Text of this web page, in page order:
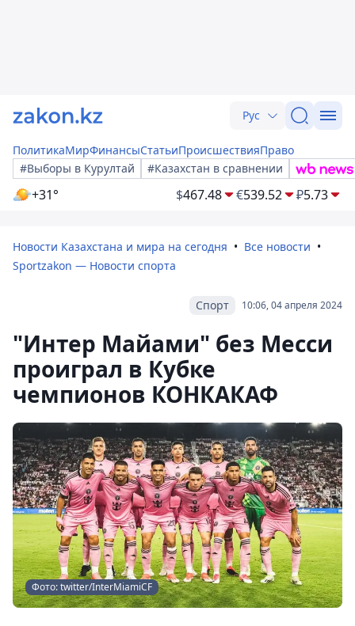
Рус
ПолитикаМирФинансыСтатьиПроисшествияПраво
#Выборы в Курултай
#Казахстан в сравнении
+31° $467.48 €539.52 ₽5.73
Новости Казахстана и мира на сегодня
Все новости
Sportzakon — Новости спорта
10:06, 04 апреля 2024
Спорт
"Интер Майами" без Месси
проиграл в Кубке
чемпионов КОНКАКАФ
Фото: twitter/InterMiamiCF